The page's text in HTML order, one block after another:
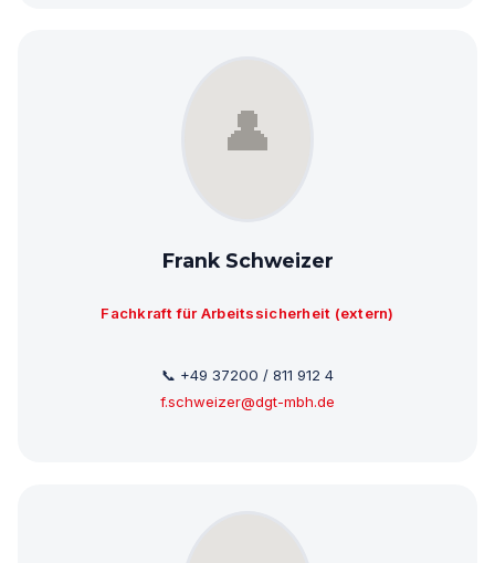
Frank Schweizer
Fachkraft für Arbeitssicherheit (extern)
📞 +49 37200 / 811 912 4
f.schweizer@dgt-mbh.de